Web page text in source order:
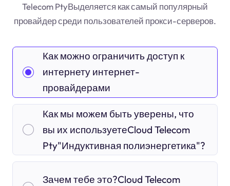
Telecom PtyВыделяется как самый популярный
провайдер среди пользователей прокси-серверов.
Как можно ограничить доступ к
интернету интернет-
провайдерами
Как мы можем быть уверены, что
вы их используетеCloud Telecom
Pty"Индуктивная полиэнергетика"?
Зачем тебе это?Cloud Telecom